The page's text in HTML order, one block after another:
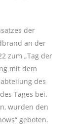
der
an der
zum „Tag der
mit dem
des
Tages bei.
wurden den
geboten.